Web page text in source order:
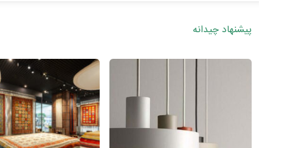
پیشنهاد چیدانه